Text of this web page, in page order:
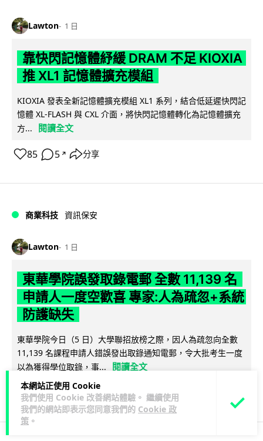
本網站正使用 Cookie
我們使用 Cookie 改善網站體驗。 繼續使用
我們的網站即表示您同意我們的 Cookie 政
策 。
Lawton 1 日
靠快閃記憶體紓緩 DRAM 不足 KIOXIA
推 XL1 記憶體擴充模組
KIOXIA 發表全新記憶體擴充模組 XL1 系列，結合低延遲快閃記
憶體 XL-FLASH 與 CXL 介面，將快閃記憶體轉化為記憶體擴充
方...
閱讀全文
85 5 ↗ 分享
商業科技 資訊保安
Lawton 1 日
東華學院誤發取錄電郵 全數 11,139 名
申請人一度空歡喜 專家:人為疏忽+系統
防護缺失
東華學院今日（5 日）大學聯招放榜之際，因人為疏忽向全數
11,139 名課程申請人錯誤發出取錄通知電郵，令大批考生一度
以為獲得學位取錄，事...
閱讀全文
149 17 ↗ 分享